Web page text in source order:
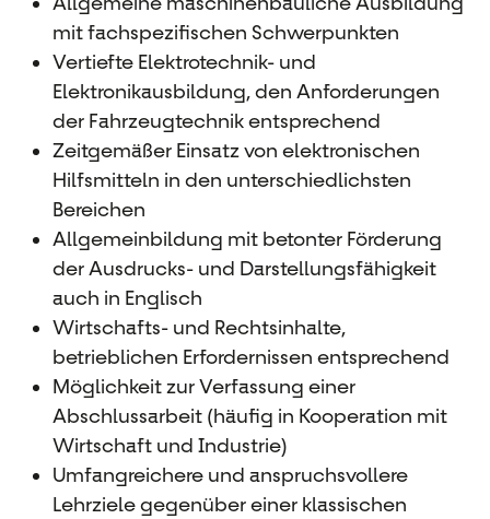
mit fachspezifischen Schwerpunkten
Vertiefte Elektrotechnik- und
Elektronikausbildung, den Anforderungen
der Fahrzeugtechnik entsprechend
Zeitgemäßer Einsatz von elektronischen
Hilfsmitteln in den unterschiedlichsten
Bereichen
Allgemeinbildung mit betonter Förderung
der Ausdrucks- und Darstellungsfähigkeit
auch in Englisch
Wirtschafts- und Rechtsinhalte,
betrieblichen Erfordernissen entsprechend
Möglichkeit zur Verfassung einer
Abschlussarbeit (häufig in Kooperation mit
Wirtschaft und Industrie)
Umfangreichere und anspruchsvollere
Lehrziele gegenüber einer klassischen